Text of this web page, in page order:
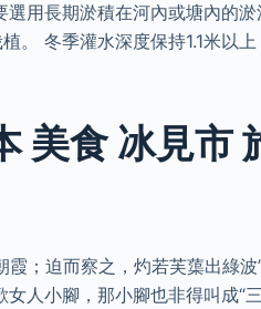
用長期淤積在河內或塘內的
。 冬季灌水深度保持1.1米以上
美食 冰見市
；迫而察之，灼若芙蕖出綠
人小腳，那小腳也非得叫成“